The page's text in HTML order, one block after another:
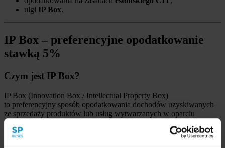
ulgi IP Box.
IP Box – preferencyjne opodatkowanie
stawką 5%
Czym jest IP Box?
IP Box (Innovation Box / Intellectual Property Box)
to preferencyjny sposób opodatkowania dochodów uzyskiwanych
ze sprzedaży produktów lub usług wytwarzanych w oparciu
o prawo własności intelektualnej. Umożliwia opodatkowanie
dochodu z tzw.
kwalifikowanych praw własności intelektualnej
stawką
– zamiast standardowych 12%, 19% czy 32%.